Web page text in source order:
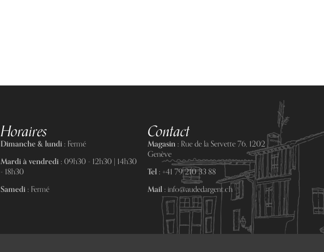
Horaires
Dimanche & lundi :Fermé
Mardi à vendredi :09h30 - 12h30 | 14h30
- 18h30
Samedi :Fermé
Contact
Magasin :Rue de la Servette 76, 1202
Genève
Tel :+41 79 210 33 88
Mail :info@audedargent.ch